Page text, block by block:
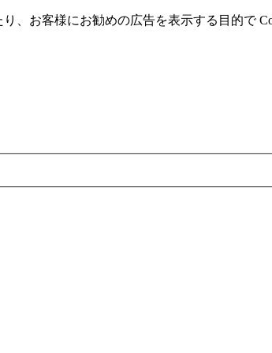
、お客様にお勧めの広告を表⽰する⽬的で